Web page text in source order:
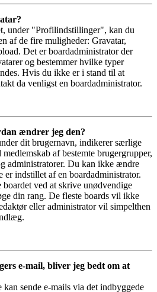
under "Profilindstillinger", kan du
af de fire muligheder: Gravatar,
Det er boardadministrator der
og bestemmer hvilke typer
Hvis du ikke er i stand til at
da venligst en boardadministrator.
ændrer jeg den?
dit brugernavn, indikerer særlige
af bestemte brugergrupper,
administratorer. Du kan ikke ændre
er indstillet af en boardadministrator.
ved at skrive unødvendige
din rang. De fleste boards vil ikke
eller administrator vil simpelthen
e-mail, bliver jeg bedt om at
sende e-mails via det indbyggede